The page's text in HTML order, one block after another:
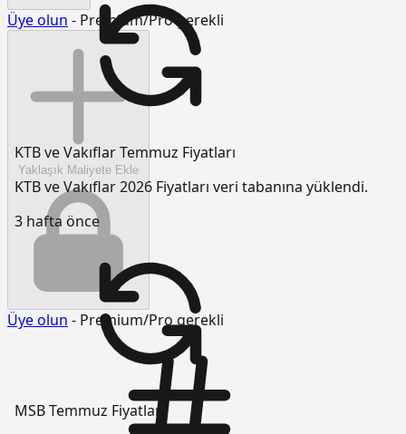
KTB ve Vakıflar Temmuz Fiyatları
KTB ve Vakıflar 2026 Fiyatları veri tabanına yüklendi.
3 hafta önce
MSB Temmuz Fiyatları
Üye olun - Premium/Pro gerekli
Yaklaşık Maliyete Ekle
Üye olun - Premium/Pro gerekli